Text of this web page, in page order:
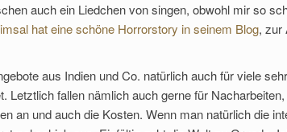
auch ein Liedchen von singen, obwohl mir so
hat eine schöne Horrorstory in seinem Blog, zur
aus Indien und Co. natürlich auch für viele
Letztlich fallen nämlich auch gerne für
an und auch die Kosten. Wenn man natürlich die